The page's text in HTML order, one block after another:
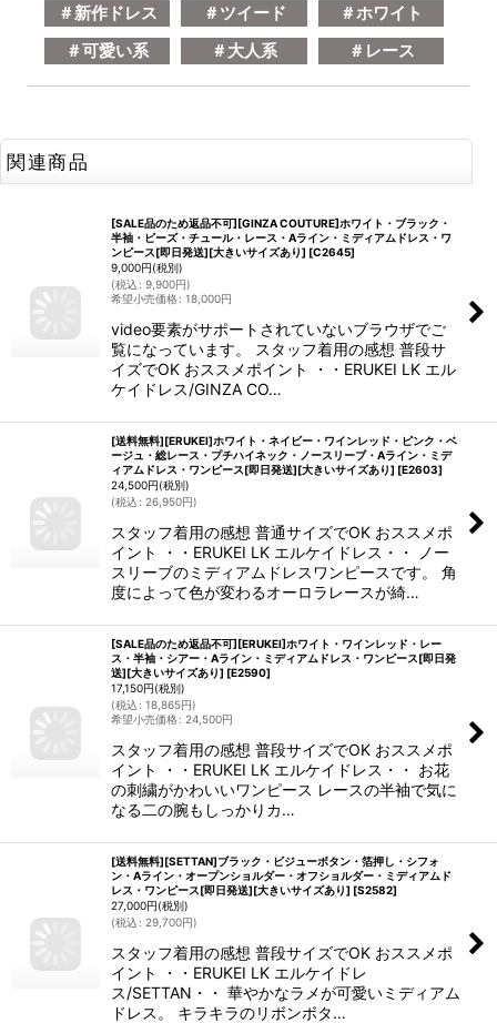
＃新作ドレス ＃ツイード
＃ホワイト
＃可愛い系
＃大人系 ＃レース
関連商品
[SALE品のため返品不可][GINZA COUTURE]ホワイト・ブラック・
半袖・ビーズ・チュール・レース・Aライン・ミディアムドレス・ワ
ンピース[即日発送][大きいサイズあり] [C2645]
9,000円(税別)
(税込 : 9,900円)
希望小売価格: 18,000円
video要素がサポートされていないブラウザでご
覧になっています。 スタッフ着用の感想 普段サ
イズでOK おススメポイント ・・ERUKEI LK エル
ケイドレス/GINZA CO…
[送料無料][ERUKEI]ホワイト・ネイビー・ワインレッド・ピンク・ベ
ージュ・総レース・プチハイネック・ノースリーブ・Aライン・ミデ
ィアムドレス・ワンピース[即日発送][大きいサイズあり] [E2603]
24,500円(税別)
(税込 : 26,950円)
スタッフ着用の感想 普通サイズでOK おススメポ
イント ・・ERUKEI LK エルケイドレス・・ ノー
スリーブのミディアムドレスワンピースです。 角
度によって色が変わるオーロラレースが綺…
[SALE品のため返品不可][ERUKEI]ホワイト・ワインレッド・レー
ス・半袖・シアー・Aライン・ミディアムドレス・ワンピース[即日発
送][大きいサイズあり] [E2590]
17,150円(税別)
(税込 : 18,865円)
希望小売価格: 24,500円
スタッフ着用の感想 普段サイズでOK おススメポ
イント ・・ERUKEI LK エルケイドレス・・ お花
の刺繍がかわいいワンピース レースの半袖で気に
なる二の腕もしっかりカ…
[送料無料][SETTAN]ブラック・ビジューボタン・箔押し・シフォ
ン・Aライン・オープンショルダー・オフショルダー・ミディアムド
レス・ワンピース[即日発送][大きいサイズあり] [S2582]
27,000円(税別)
(税込 : 29,700円)
スタッフ着用の感想 普段サイズでOK おススメポ
イント ・・ERUKEI LK エルケイドレ
ス/SETTAN・・ 華やかなラメが可愛いミディアム
ドレス。 キラキラのリボンボタ…